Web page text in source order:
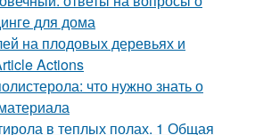
для дома
на плодовых деревьях и
Actions
что нужно знать о
в теплых полах. 1 Общая